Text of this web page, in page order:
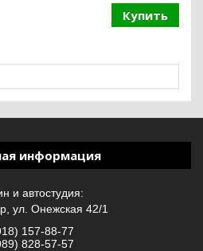
Купить
информация
и автостудия:
ул. Онежская 42/1
157-88-77
828-57-57